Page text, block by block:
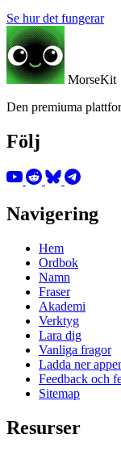
Se hur det fungerar
MorseKit
Den premiuma
Följ
Navigering
Hem
Ordbok
Namn
Fraser
Akademi
Verktyg
Lara dig
Vanliga fragor
Ladda ner
Feedback och
Sitemap
Resurser